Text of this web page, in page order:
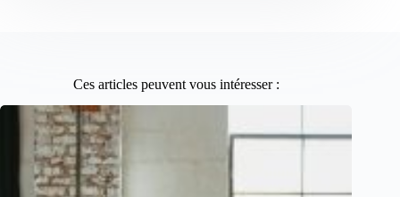
Ces articles peuvent vous intéresser :